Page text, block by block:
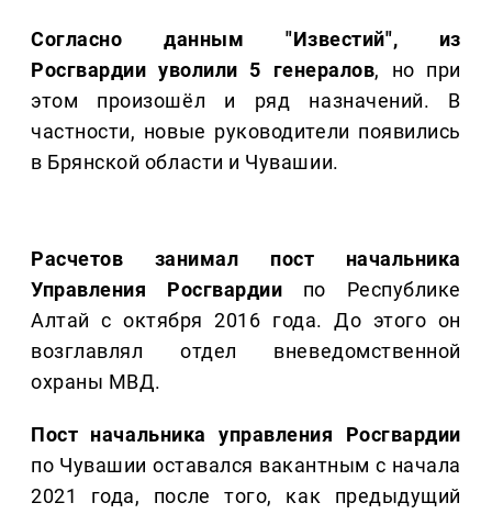
Согласно данным "Известий", из
Росгвардии уволили 5 генералов, но при
этом произошёл и ряд назначений. В
частности, новые руководители появились
в Брянской области и Чувашии.
Расчетов занимал пост начальника
Управления Росгвардии по Республике
Алтай с октября 2016 года. До этого он
возглавлял отдел вневедомственной
охраны МВД.
Пост начальника управления Росгвардии
по Чувашии оставался вакантным с начала
2021 года, после того, как предыдущий